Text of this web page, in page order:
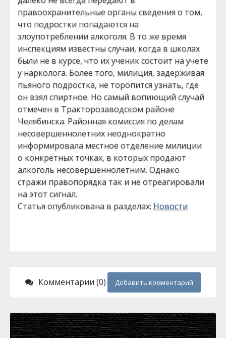
правоохранительные органы сведения о том,
что подростки попадаются на
злоупотреблении алкоголя. В то же время
инспекциям известны случаи, когда в школах
были не в курсе, что их ученик состоит на учете
у нарколога. Более того, милиция, задерживая
пьяного подростка, не торопится узнать, где
он взял спиртное. Но самый вопиющий случай
отмечен в Тракторозаводском районе
Челябинска. Районная комиссия по делам
несовершеннолетних неоднократно
информировала местное отделение милиции
о конкретных точках, в которых продают
алкоголь несовершеннолетним. Однако
стражи правопорядка так и не отреагировали
на этот сигнал.
Статья опубликована в разделах: Новости
Комментарии (0) Добавить комментарий